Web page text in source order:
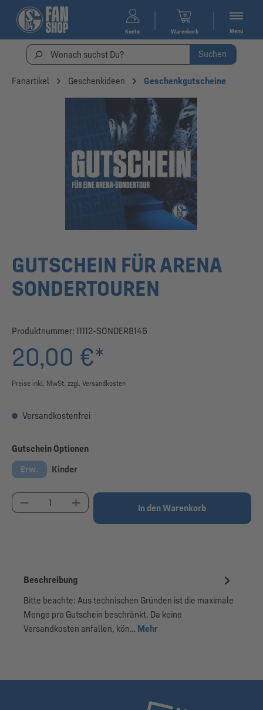
Konto Warenkorb Menü
Suchen
Fanartikel Geschenkideen Geschenkgutscheine
GUTSCHEIN FÜR ARENA
SONDERTOUREN
Produktnummer: 11112-SONDER8146
20,00 €*
Preise inkl. MwSt. zzgl. Versandkosten
Versandkostenfrei
Gutschein Optionenauswählen
Erw.
Kinder
Produkt Anzahl: Gib den gewünschten Wert ein
In den Warenkorb
Beschreibung
Bitte beachte: Aus technischen Gründen ist die maximale
Menge pro Gutschein beschränkt. Da keine
Versandkosten anfallen, kön… Mehr